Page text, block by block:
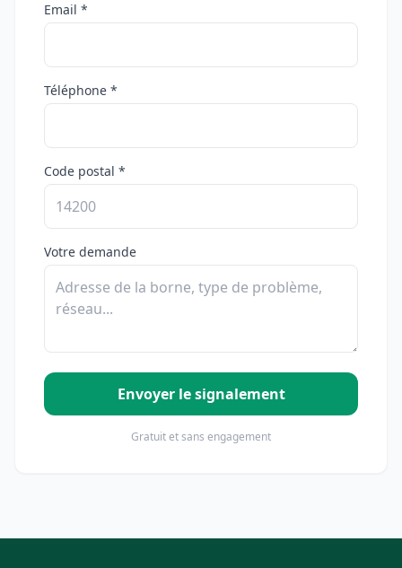
Email *
Téléphone *
Code postal *
Votre demande
Envoyer le signalement
Gratuit et sans engagement